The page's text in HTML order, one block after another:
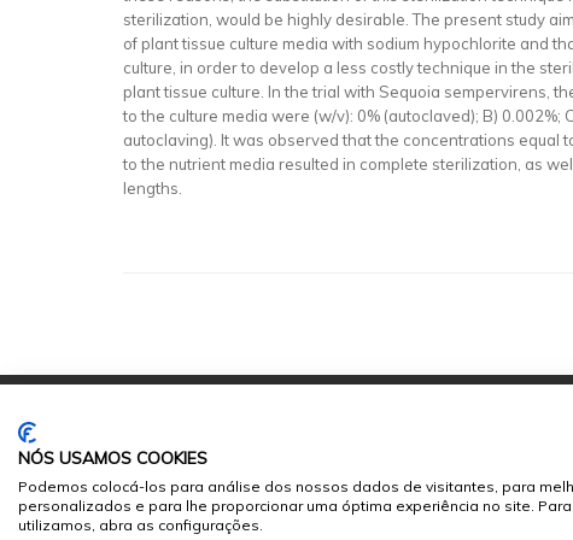
sterilization, would be highly desirable. The present study
of plant tissue culture media with sodium hypochlorite and
culture, in order to develop a less costly technique in the
plant tissue culture. In the trial with Sequoia sempervirens,
to the culture media were (w/v): 0% (autoclaved); B) 0.002%;
autoclaving). It was observed that the concentrations equal
to the nutrient media resulted in complete sterilization, as
lengths.
© 2026Sumários.org. Todos os Direitos Reservados
Desenvolvido por
NÓS USAMOS COOKIES
Podemos colocá-los para análise dos nossos dados de visitantes, para
personalizados e para lhe proporcionar uma óptima experiência no site.
utilizamos, abra as configurações.